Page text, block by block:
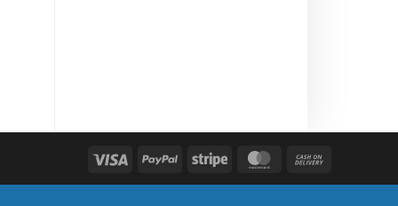
Visa PayPal Stripe MasterCard